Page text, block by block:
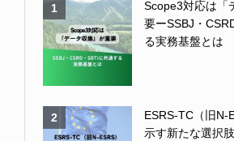
1
Scope3対応は「
要ーSSBJ・
る実務基盤とは
2
ESRS-TC（旧N-
示す新たな選択